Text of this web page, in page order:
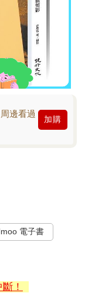
邊看過
加購
電子書
！